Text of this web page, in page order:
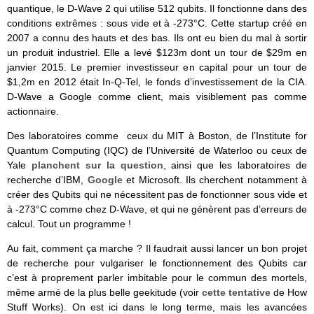
quantique, le D-Wave 2 qui utilise 512 qubits. Il fonctionne dans des
conditions extrêmes : sous vide et à -273°C. Cette startup créé en
2007 a connu des hauts et des bas. Ils ont eu bien du mal à sortir
un produit industriel. Elle a levé $123m dont un tour de $29m en
janvier 2015. Le premier investisseur en capital pour un tour de
$1,2m en 2012 était In-Q-Tel, le fonds d’investissement de la CIA.
D-Wave a Google comme client, mais visiblement pas comme
actionnaire.
Des laboratoires comme ceux du MIT à Boston, de l’Institute for
Quantum Computing (IQC) de l’Université de Waterloo ou ceux de
Yale planchent sur la question , ainsi que les laboratoires de
recherche d’IBM, Googleet Microsoft. Ils cherchent notamment à
créer des Qubits qui ne nécessitent pas de fonctionner sous vide et
à -273°C comme chez D-Wave, et qui ne génèrent pas d’erreurs de
calcul. Tout un programme !
Au fait, comment ça marche ? Il faudrait aussi lancer un bon projet
de recherche pour vulgariser le fonctionnement des Qubits car
c’est à proprement parler imbitable pour le commun des mortels,
même armé de la plus belle geekitude (voir cette tentative de How
Stuff Works). On est ici dans le long terme, mais les avancées